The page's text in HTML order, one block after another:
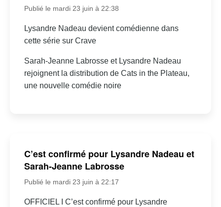
Publié le mardi 23 juin à 22:38
Lysandre Nadeau devient comédienne dans
cette série sur Crave
Sarah-Jeanne Labrosse et Lysandre Nadeau
rejoignent la distribution de Cats in the Plateau,
une nouvelle comédie noire
C’est confirmé pour Lysandre Nadeau et
Sarah-Jeanne Labrosse
Publié le mardi 23 juin à 22:17
OFFICIEL I C’est confirmé pour Lysandre